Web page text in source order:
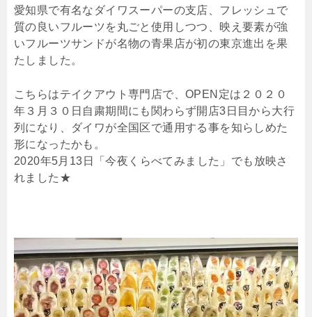
愛知県で有名なダイワスーパーの支店、フレッシュで
質の良いフルーツを丸ごと使用しつつ、映え要素が強
いフルーツサンドが名物の青果店が初の東京進出を果
たしました。
こちらはテイクアウト専門店で、OPEN定は２０２０
年３月３０日自粛期間にも関わらず開店3日目から大行
列になり、ダイワが全国区で通用する事を知らしめた
形になったかも。
2020年5月13日「今夜くらべてみました」でも放映さ
れました★